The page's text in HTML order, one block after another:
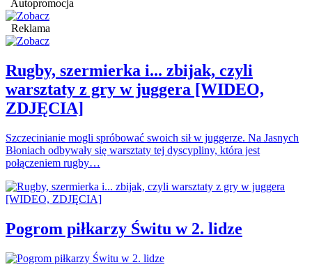
Autopromocja
Reklama
Rugby, szermierka i... zbijak, czyli
warsztaty z gry w juggera [WIDEO,
ZDJĘCIA]
Szczecinianie mogli spróbować swoich sił w juggerze. Na Jasnych
Błoniach odbywały się warsztaty tej dyscypliny, która jest
połączeniem rugby…
Pogrom piłkarzy Świtu w 2. lidze